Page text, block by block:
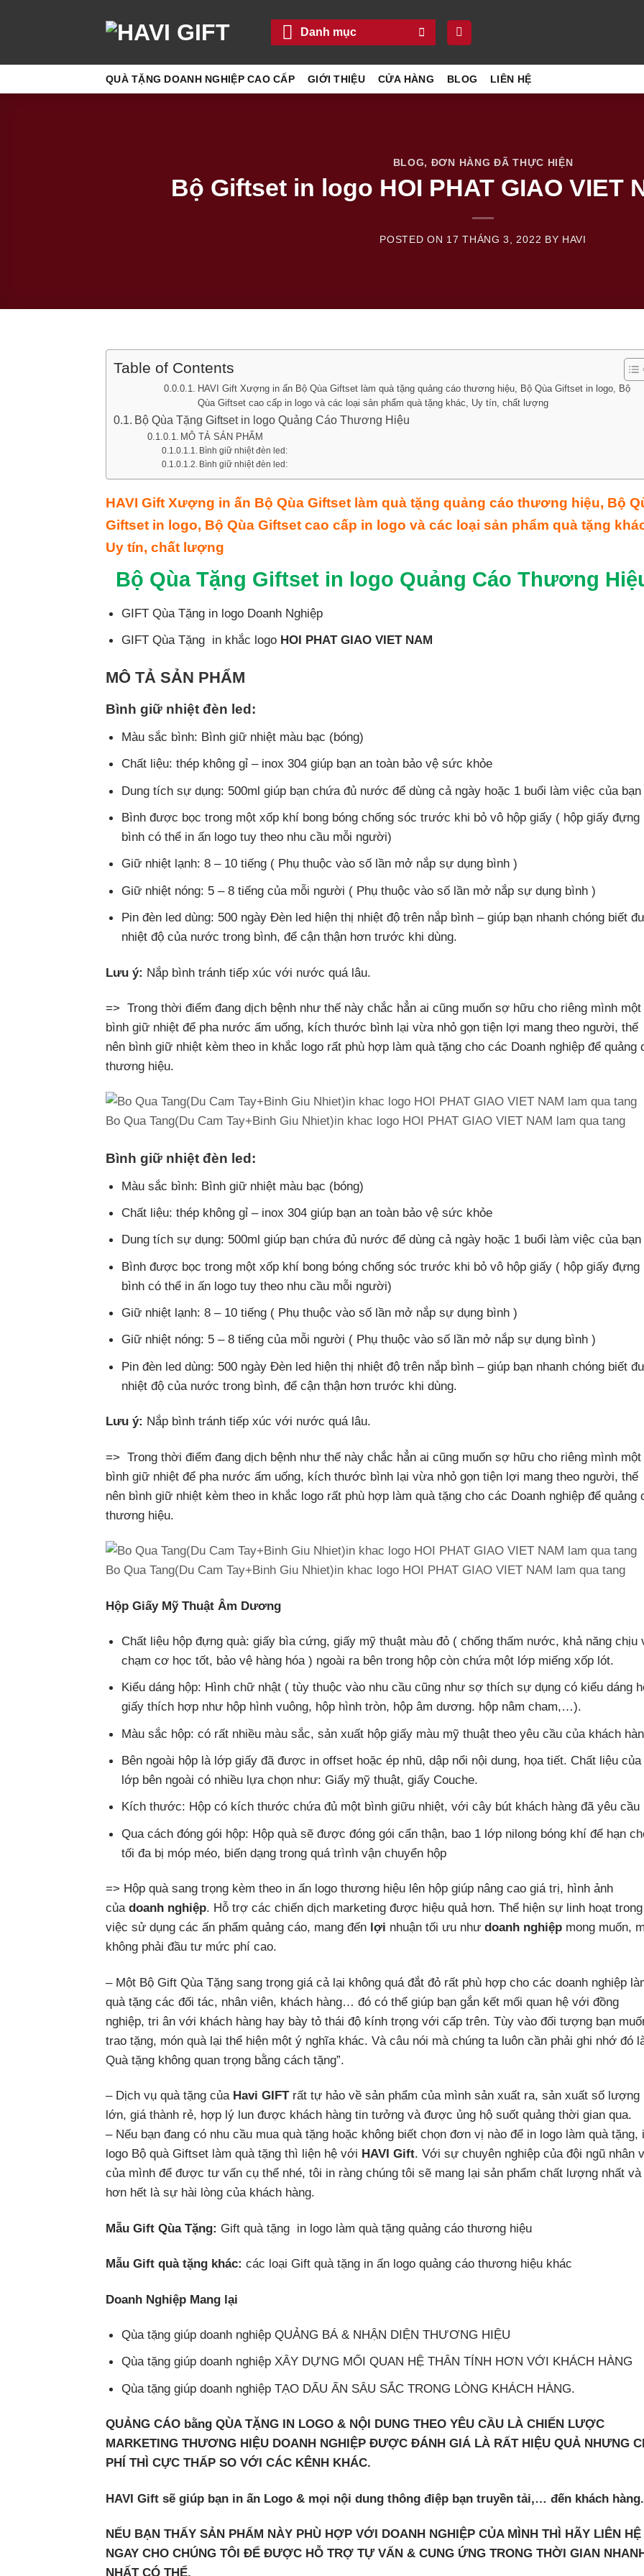
dung
Danh mục
QUÀ TẶNG DOANH NGHIỆP CAO CẤP GIỚI THIỆU CỬA HÀNG BLOG LIÊN HỆ
BLOG, ĐƠN HÀNG ĐÃ THỰC HIỆN
Bộ Giftset in logo HOI PHAT GIAO VIET
POSTED ON 17 THÁNG 3, 2022 BY HAVI
Table of Contents
HAVI Gift Xượng in ấn Bộ Qùa Giftset làm quà tặng quảng cáo thương hiệu, Bộ Qùa Giftset in logo, Bộ
Qùa Giftset cao cấp in logo và các loại sản phẩm quà tặng khác, Uy tín, chất lượng
Bộ Qùa Tặng Giftset in logo Quảng Cáo Thương Hiệu
MÔ TẢ SẢN PHẨM
Bình giữ nhiệt đèn led:
Bình giữ nhiệt đèn led:
HAVI Gift Xượng in ấn Bộ Qùa Giftset làm quà tặng quảng cáo thương hiệu, Bộ
Giftset in logo, Bộ Qùa Giftset cao cấp in logo và các loại sản phẩm quà tặng
Uy tín, chất lượng
Bộ Qùa Tặng Giftset in logo Quảng Cáo Thương
GIFT Qùa Tặng in logo Doanh Nghiệp
GIFT Qùa Tặng in khắc logo HOI PHAT GIAO VIET NAM
MÔ TẢ SẢN PHẨM
Bình giữ nhiệt đèn led:
Màu sắc bình: Bình giữ nhiệt màu bạc (bóng)
Chất liệu: thép không gỉ – inox 304 giúp bạn an toàn bảo vệ sức khỏe
Dung tích sự dụng: 500ml giúp bạn chứa đủ nước để dùng cả ngày hoặc 1 buổi làm việc của bạn
Bình được bọc trong một xốp khí bong bóng chống sóc trước khi bỏ vô hộp giấy ( hộp giấy đựng
bình có thể in ấn logo tuy theo nhu cầu mỗi người)
Giữ nhiệt lạnh: 8 – 10 tiếng ( Phụ thuộc vào số lần mở nắp sự dụng bình )
Giữ nhiệt nóng: 5 – 8 tiếng của mỗi người ( Phụ thuộc vào số lần mở nắp sự dụng bình )
Pin đèn led dùng: 500 ngày Đèn led hiện thị nhiệt độ trên nắp bình – giúp bạn nhanh chóng biết
nhiệt độ của nước trong bình, để cận thận hơn trước khi dùng.
Lưu ý: Nắp bình tránh tiếp xúc với nước quá lâu.
=> Trong thời điểm đang dịch bệnh như thế này chắc hẳn ai cũng muốn sợ hữu cho riêng mình một
bình giữ nhiệt để pha nước ấm uống, kích thước bình lại vừa nhỏ gọn tiện lợi mang theo người, thế
nên bình giữ nhiệt kèm theo in khắc logo rất phù hợp làm quà tặng cho các Doanh nghiệp để quảng
thương hiệu.
Bo Qua Tang(Du Cam Tay+Binh Giu Nhiet)in khac logo HOI PHAT GIAO VIET NAM lam qua tang
Bình giữ nhiệt đèn led:
Màu sắc bình: Bình giữ nhiệt màu bạc (bóng)
Chất liệu: thép không gỉ – inox 304 giúp bạn an toàn bảo vệ sức khỏe
Dung tích sự dụng: 500ml giúp bạn chứa đủ nước để dùng cả ngày hoặc 1 buổi làm việc của bạn
Bình được bọc trong một xốp khí bong bóng chống sóc trước khi bỏ vô hộp giấy ( hộp giấy đựng
bình có thể in ấn logo tuy theo nhu cầu mỗi người)
Giữ nhiệt lạnh: 8 – 10 tiếng ( Phụ thuộc vào số lần mở nắp sự dụng bình )
Giữ nhiệt nóng: 5 – 8 tiếng của mỗi người ( Phụ thuộc vào số lần mở nắp sự dụng bình )
Pin đèn led dùng: 500 ngày Đèn led hiện thị nhiệt độ trên nắp bình – giúp bạn nhanh chóng biết
nhiệt độ của nước trong bình, để cận thận hơn trước khi dùng.
Lưu ý: Nắp bình tránh tiếp xúc với nước quá lâu.
=> Trong thời điểm đang dịch bệnh như thế này chắc hẳn ai cũng muốn sợ hữu cho riêng mình một
bình giữ nhiệt để pha nước ấm uống, kích thước bình lại vừa nhỏ gọn tiện lợi mang theo người, thế
nên bình giữ nhiệt kèm theo in khắc logo rất phù hợp làm quà tặng cho các Doanh nghiệp để quảng
thương hiệu.
Bo Qua Tang(Du Cam Tay+Binh Giu Nhiet)in khac logo HOI PHAT GIAO VIET NAM lam qua tang
Hộp Giấy Mỹ Thuật Âm Dương
Chất liệu hộp đựng quà: giấy bìa cứng, giấy mỹ thuật màu đỏ ( chống thấm nước, khả năng chịu
chạm cơ học tốt, bảo vệ hàng hóa ) ngoài ra bên trong hộp còn chứa một lớp miếng xốp lót.
Kiểu dáng hộp: Hình chữ nhật ( tùy thuộc vào nhu cầu cũng như sợ thích sự dụng có kiểu dáng
giấy thích hợp như hộp hình vuông, hộp hình tròn, hộp âm dương. hộp nâm cham,…).
Màu sắc hộp: có rất nhiều màu sắc, sản xuất hộp giấy màu mỹ thuật theo yêu cầu của khách
Bên ngoài hộp là lớp giấy đã được in offset hoặc ép nhũ, dập nổi nội dung, họa tiết. Chất liệu của
lớp bên ngoài có nhiều lựa chọn như: Giấy mỹ thuật, giấy Couche.
Kích thước: Hộp có kích thước chứa đủ một bình giữu nhiệt, với cây bút khách hàng đã yêu cầu
Qua cách đóng gói hộp: Hộp quà sẽ được đóng gói cẩn thận, bao 1 lớp nilong bóng khí để hạn
tối đa bị móp méo, biến dạng trong quá trình vận chuyển hộp
=> Hộp quà sang trọng kèm theo in ấn logo thương hiệu lên hộp giúp nâng cao giá trị, hình ảnh
của doanh nghiệp. Hỗ trợ các chiến dịch marketing được hiệu quả hơn. Thể hiện sự linh hoạt trong
việc sử dụng các ấn phẩm quảng cáo, mang đến lợi nhuận tối ưu như doanh nghiệp mong muốn,
không phải đầu tư mức phí cao.
– Một Bộ Gift Qùa Tặng sang trọng giá cả lại không quá đắt đỏ rất phù hợp cho các doanh nghiệp
quà tặng các đối tác, nhân viên, khách hàng… đó có thể giúp bạn gắn kết mối quan hệ với đồng
nghiệp, tri ân với khách hàng hay bày tỏ thái độ kính trọng với cấp trên. Tùy vào đối tượng bạn
trao tặng, món quà lại thể hiện một ý nghĩa khác. Và câu nói mà chúng ta luôn cần phải ghi nhớ đó
Quà tặng không quan trọng bằng cách tặng”.
– Dịch vụ quà tặng của Havi GIFTrất tự hảo về sản phẩm của mình sản xuất ra, sản xuất số lượng
lớn, giá thành rẻ, hợp lý lun được khách hàng tin tưởng và được ủng hộ suốt quảng thời gian qua.
– Nếu bạn đang có nhu cầu mua quà tặng hoặc không biết chọn đơn vị nào để in logo làm quà tặng,
logo Bộ quà Giftset làm quà tặng thì liện hệ với HAVI Gift. Với sự chuyên nghiệp của đội ngũ nhân
của mình để được tư vấn cụ thể nhé, tôi in ràng chúng tôi sẽ mang lại sản phẩm chất lượng nhất và
hơn hết là sự hài lòng của khách hàng.
Mẫu Gift Qùa Tặng: Gift quà tặng in logo làm quà tặng quảng cáo thương hiệu
Mẫu Gift quà tặng khác: các loại Gift quà tặng in ấn logo quảng cáo thương hiệu khác
Doanh Nghiệp Mang lại
Qùa tặng giúp doanh nghiệp QUẢNG BÁ & NHẬN DIỆN THƯƠNG HIỆU
Qùa tặng giúp doanh nghiệp XÂY DỰNG MỐI QUAN HỆ THÂN TÍNH HƠN VỚI KHÁCH HÀNG
Qùa tặng giúp doanh nghiệp TẠO DẤU ẤN SÂU SẮC TRONG LÒNG KHÁCH HÀNG.
QUẢNG CÁO bằng QÙA TẶNG IN LOGO & NỘI DUNG THEO YÊU CẦU LÀ CHIẾN LƯỢC
MARKETING THƯƠNG HIỆU DOANH NGHIỆP ĐƯỢC ĐÁNH GIÁ LÀ RẤT HIỆU QUẢ NHƯNG
PHÍ THÌ CỰC THẤP SO VỚI CÁC KÊNH KHÁC.
HAVI Gift sẽ giúp bạn in ấn Logo & mọi nội dung thông điệp bạn truyền tải,… đến khách hàng.
NẾU BẠN THẤY SẢN PHẨM NÀY PHÙ HỢP VỚI DOANH NGHIỆP CỦA MÌNH THÌ HÃY LIÊN HỆ
NGAY CHO CHÚNG TÔI ĐỂ ĐƯỢC HỖ TRỢ TỰ VẤN & CUNG ỨNG TRONG THỜI GIAN
NHẤT CÓ THỂ.